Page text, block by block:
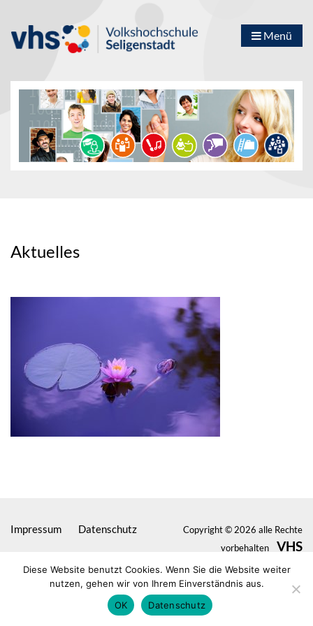
Menü
Aktuelles
Impressum Datenschutz
Copyright © 2026 alle Rechte
vorbehalten
VHS
Seligenstadt
Diese Website benutzt Cookies. Wenn Sie die Website weiter
nutzen, gehen wir von Ihrem Einverständnis aus.
OK
Datenschutz